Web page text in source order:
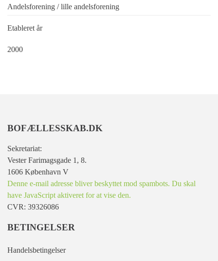
Andelsforening / lille andelsforening
Etableret år
2000
BOFÆLLESSKAB.DK
Sekretariat:
Vester Farimagsgade 1, 8.
1606 København V
Denne e-mail adresse bliver beskyttet mod spambots. Du skal
have JavaScript aktiveret for at vise den.
CVR: 39326086
BETINGELSER
Handelsbetingelser